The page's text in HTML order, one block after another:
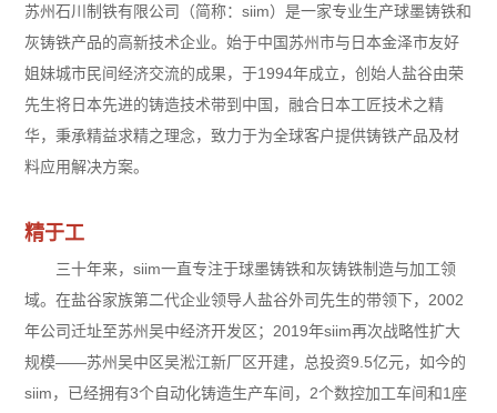
苏州石川制铁有限公司（简称：siim）是一家专业生产球墨铸铁和
灰铸铁产品的高新技术企业。始于中国苏州市与日本金泽市友好
姐妹城市民间经济交流的成果，于1994年成立，创始人盐谷由荣
先生将日本先进的铸造技术带到中国，融合日本工匠技术之精
华，秉承精益求精之理念，致力于为全球客户提供铸铁产品及材
料应用解决方案。
精于工
三十年来，siim一直专注于球墨铸铁和灰铸铁制造与加工领
域。在盐谷家族第二代企业领导人盐谷外司先生的带领下，2002
年公司迁址至苏州吴中经济开发区；2019年siim再次战略性扩大
规模——苏州吴中区吴淞江新厂区开建，总投资9.5亿元，如今的
siim，已经拥有3个自动化铸造生产车间，2个数控加工车间和1座